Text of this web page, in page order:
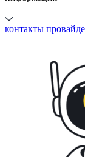
контакты